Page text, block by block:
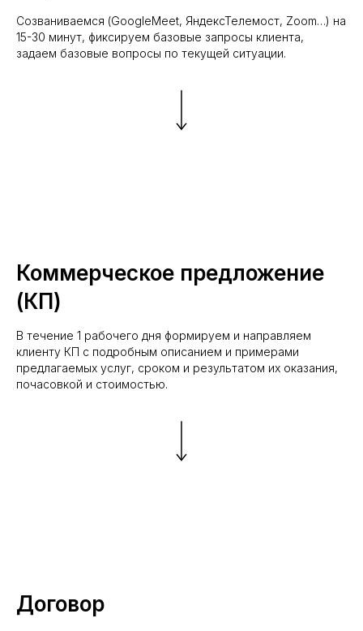
Созваниваемся (GoogleMeet, ЯндексТелемост, Zoom…) на
15-30 минут, фиксируем базовые запросы клиента,
задаем базовые вопросы по текущей ситуации.
Коммерческое предложение
(КП)
В течение 1 рабочего дня формируем и направляем
клиенту КП с подробным описанием и примерами
предлагаемых услуг, сроком и результатом их оказания,
почасовкой и стоимостью.
Договор